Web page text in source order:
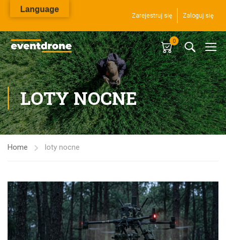
Zarejestruj się Zaloguj się
0
LOTY NOCNE
Home loty nocne
Language